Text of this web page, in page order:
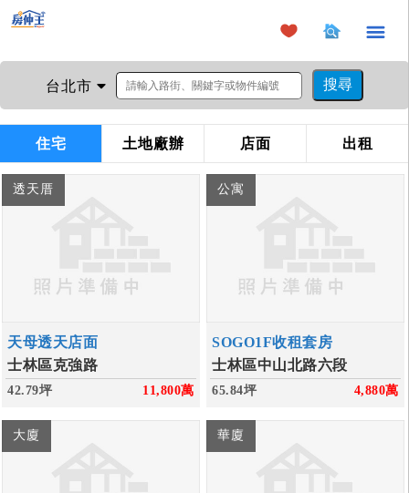
×
台北市
住宅 土地廠辦 店面 出租
透天厝
天母透天店面
士林區克強路
42.79坪 11,800萬
公寓
SOGO1F收租套房
士林區中山北路六段
65.84坪 4,880萬
大廈 華廈